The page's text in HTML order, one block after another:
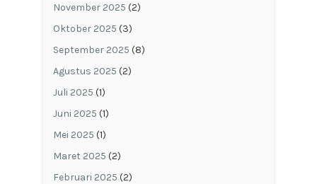
November 2025 (2)
Oktober 2025 (3)
September 2025 (8)
Agustus 2025 (2)
Juli 2025 (1)
Juni 2025 (1)
Mei 2025 (1)
Maret 2025 (2)
Februari 2025 (2)